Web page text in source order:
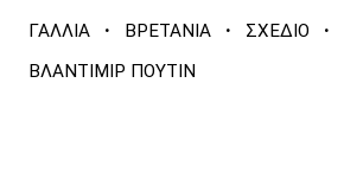
ΓΑΛΛΙΑ · ΒΡΕΤΑΝΙΑ · ΣΧΕΔΙΟ ·
ΒΛΑΝΤΙΜΙΡ ΠΟΥΤΙΝ